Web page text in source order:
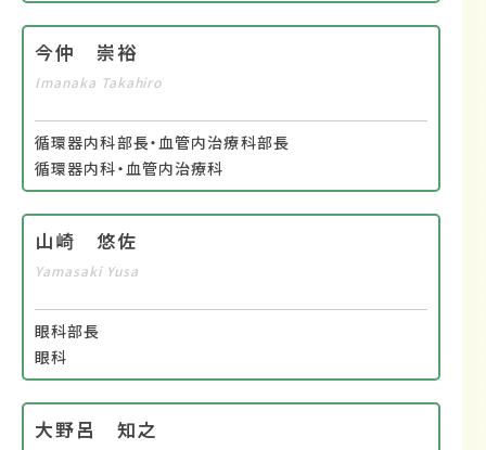
今仲 崇裕
Imanaka Takahiro
循環器内科部長・血管内治療科部長
循環器内科・血管内治療科
山崎 悠佐
Yamasaki Yusa
眼科部長
眼科
大野呂 知之